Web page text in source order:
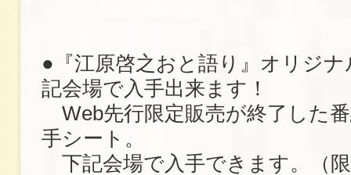
●『江原啓之おと語り』オリジ
記会場で入手出来ます！
Web先行限定販売が終了した
手シート。
下記会場で入手できます。（